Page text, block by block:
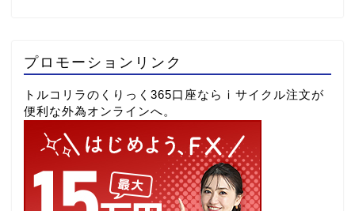
プロモーションリンク
トルコリラのくりっく365口座ならⅰサイクル注文が
便利な外為オンラインへ。